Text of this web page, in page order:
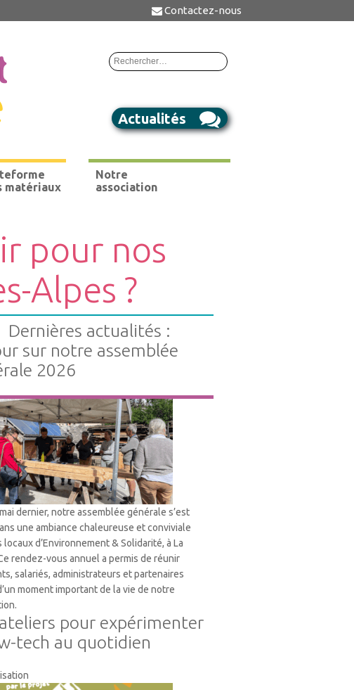
Contactez-nous
Rechercher :
Actualités
matériaux
Notre
association
pour nos
Alpes ?
Dernières actualités :
sur notre assemblée
2026
dernier, notre assemblée générale s’est
une ambiance chaleureuse et conviviale
locaux d’Environnement & Solidarité, à La
rendez-vous annuel a permis de réunir
salariés, administrateurs et partenaires
moment important de la vie de notre
pour expérimenter
tech au quotidien